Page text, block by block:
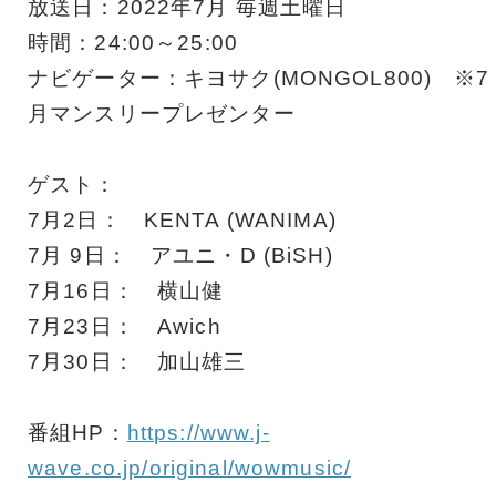
放送日：2022年7月 毎週土曜日
時間：24:00～25:00
ナビゲーター：キヨサク(MONGOL800) ※7
月マンスリープレゼンター
ゲスト：
7月2日： KENTA (WANIMA)
7月 9日： アユニ・D (BiSH)
7月16日： 横山健
7月23日： Awich
7月30日： 加山雄三
番組HP： https://www.j-
wave.co.jp/original/wowmusic/